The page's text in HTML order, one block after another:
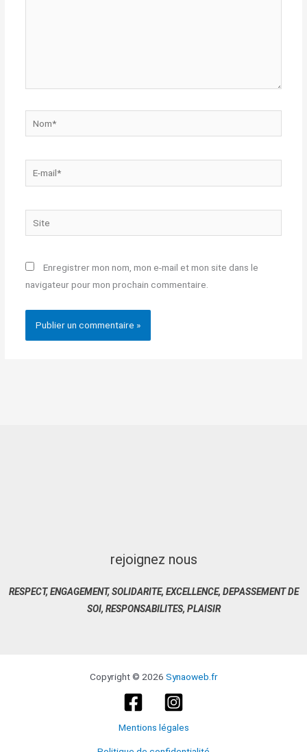
mail*
Enregistrer mon nom, mon e-mail et mon site dans le
navigateur pour mon prochain commentaire.
rejoignez nous
RESPECT, ENGAGEMENT, SOLIDARITE, EXCELLENCE, DEPASSEMENT DE
SOI, RESPONSABILITES, PLAISIR
Copyright © 2026 Synaoweb.fr
Mentions légales